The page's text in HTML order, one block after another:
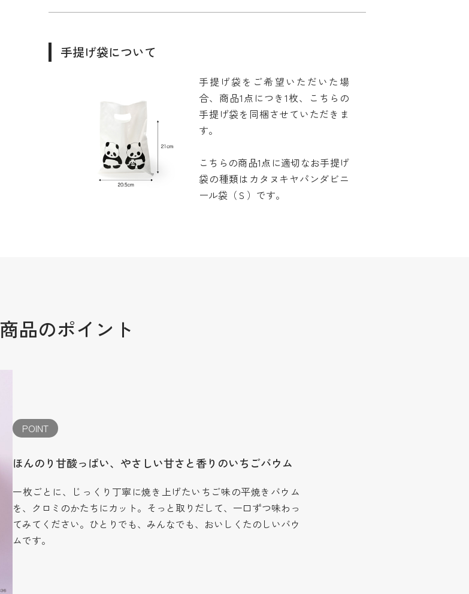
手提げ袋について
手提げ袋をご希望いただいた場
合、商品1点につき1枚、こちらの
手提げ袋を同梱させていただきま
す。
こちらの商品1点に適切なお手提げ
袋の種類はカタヌキヤパンダビニ
ール袋（Ｓ）です。
商品のポイント
POINT
ほんのり甘酸っぱい、やさしい甘さと香りのいちごバウム
一枚ごとに、じっくり丁寧に焼き上げたいちご味の平焼きバウム
を、クロミのかたちにカット。そっと取りだして、一口ずつ味わっ
てみてください。ひとりでも、みんなでも、おいしくたのしいバウ
ムです。